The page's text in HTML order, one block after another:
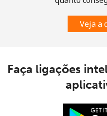
⁦R$0.05⁩
Veja a
Faça ligações